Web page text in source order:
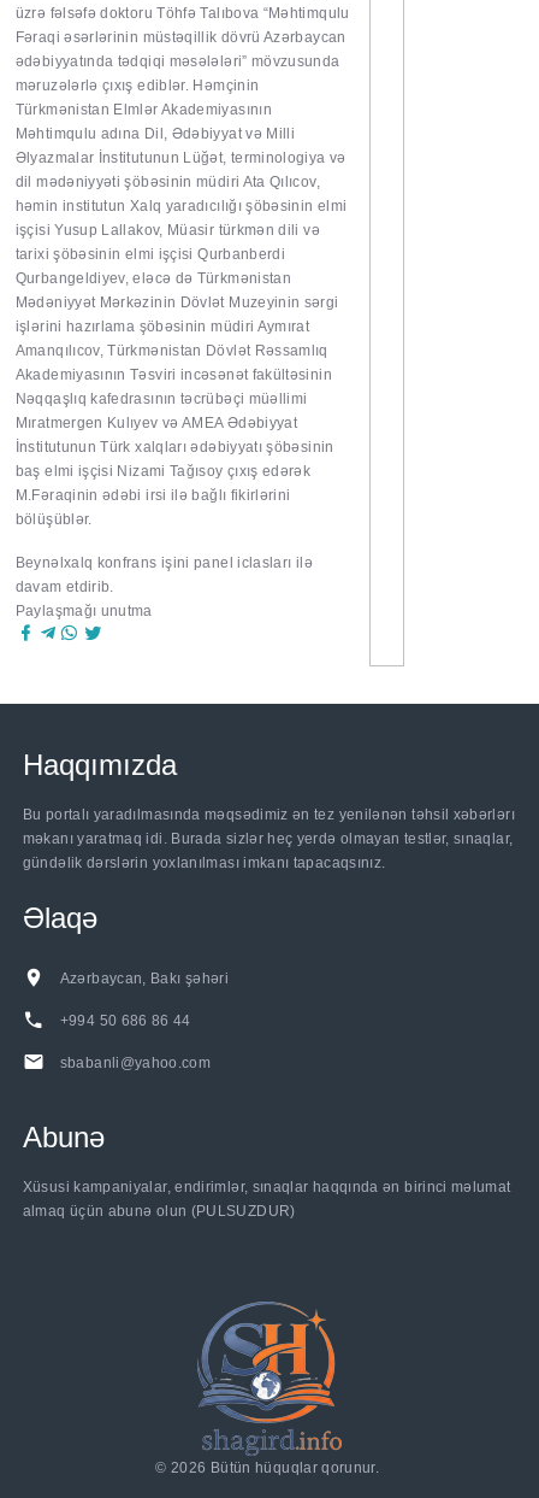
üzrə fəlsəfə doktoru Töhfə Talıbova “Məhtimqulu
Fəraqi əsərlərinin müstəqillik dövrü Azərbaycan
ədəbiyyatında tədqiqi məsələləri” mövzusunda
məruzələrlə çıxış ediblər. Həmçinin
Türkmənistan Elmlər Akademiyasının
Məhtimqulu adına Dil, Ədəbiyyat və Milli
Əlyazmalar İnstitutunun Lüğət, terminologiya və
dil mədəniyyəti şöbəsinin müdiri Ata Qılıcov,
həmin institutun Xalq yaradıcılığı şöbəsinin elmi
işçisi Yusup Lallakov, Müasir türkmən dili və
tarixi şöbəsinin elmi işçisi Qurbanberdi
Qurbangeldiyev, eləcə də Türkmənistan
Mədəniyyət Mərkəzinin Dövlət Muzeyinin sərgi
işlərini hazırlama şöbəsinin müdiri Aymırat
Amanqılıcov, Türkmənistan Dövlət Rəssamlıq
Akademiyasının Təsviri incəsənət fakültəsinin
Nəqqaşlıq kafedrasının təcrübəçi müəllimi
Mıratmergen Kulıyev və AMEA Ədəbiyyat
İnstitutunun Türk xalqları ədəbiyyatı şöbəsinin
baş elmi işçisi Nizami Tağısoy çıxış edərək
M.Fəraqinin ədəbi irsi ilə bağlı fikirlərini
bölüşüblər.
Beynəlxalq konfrans işini panel iclasları ilə
davam etdirib.
Paylaşmağı unutma
Haqqımızda
Bu portalı yaradılmasında məqsədimiz ən tez yenilənən təhsil xəbərlərı
məkanı yaratmaq idi. Burada sizlər heç yerdə olmayan testlər, sınaqlar,
gündəlik dərslərin yoxlanılması imkanı tapacaqsınız.
Əlaqə
Azərbaycan, Bakı şəhəri
+994 50 686 86 44
sbabanli@yahoo.com
Abunə
Xüsusi kampaniyalar, endirimlər, sınaqlar haqqında ən birinci məlumat
almaq üçün abunə olun (PULSUZDUR)
©2026 Bütün hüquqlar qorunur.